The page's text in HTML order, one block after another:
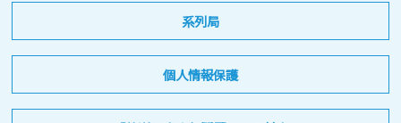
系列局
個人情報保護